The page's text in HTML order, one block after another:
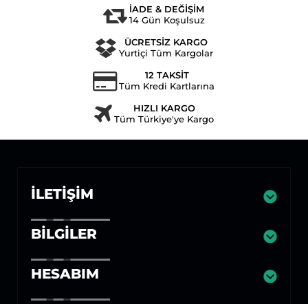
İADE & DEĞİŞİM
14 Gün Koşulsuz
ÜCRETSİZ KARGO
Yurtiçi Tüm Kargolar
12 TAKSİT
Tüm Kredi Kartlarına
HIZLI KARGO
Tüm Türkiye'ye Kargo
İLETIŞIM
BILGILER
HESABIM